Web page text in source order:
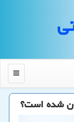
منو
شده است؟